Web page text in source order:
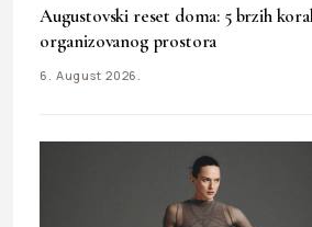
Augustovski reset doma: 5 brzih
organizovanog prostora
6. August 2026.